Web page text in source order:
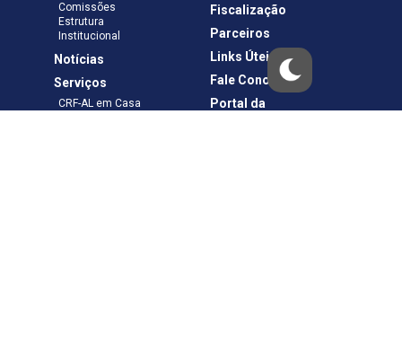
Comissões
Estrutura
Institucional
Notícias
Serviços
CRF-AL em Casa
Fiscalização
Parceiros
Links Úteis
Fale Conosco
Portal da